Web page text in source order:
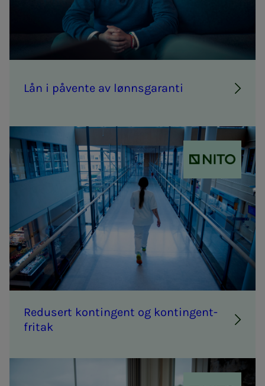
Lån i på­­­ven­­­te av lønns­­­ga­ran­­­ti
NITO
Re­­­du­­­sert kon­­­tin­­­gent og kon­­­tin­­­gen­t­
fri­­­tak